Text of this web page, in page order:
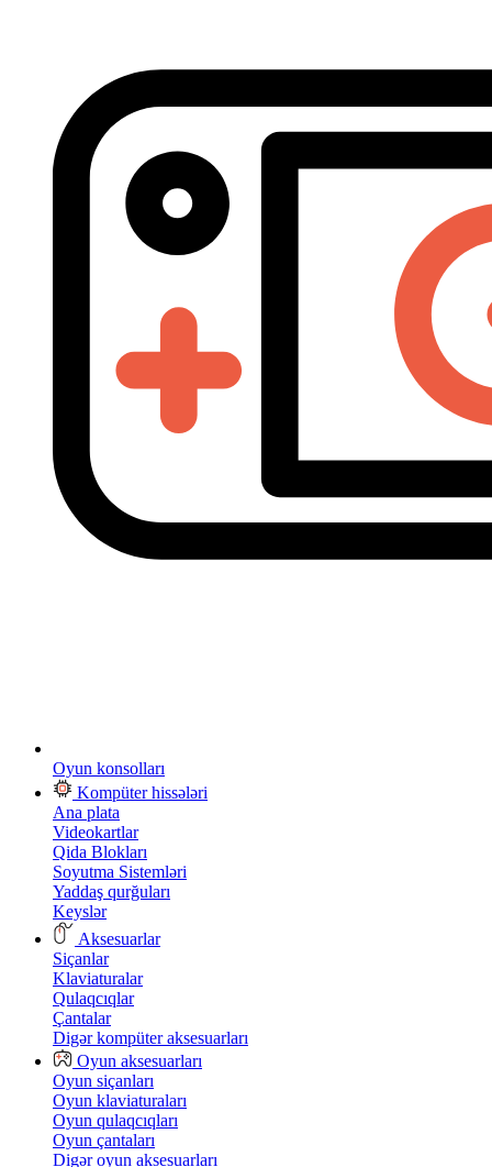
Oyun konsolları
Kompüter hissələri
Ana plata
Videokartlar
Qida Blokları
Soyutma Sistemləri
Yaddaş qurğuları
Keyslər
Aksesuarlar
Siçanlar
Klaviaturalar
Qulaqcıqlar
Çantalar
Digər kompüter aksesuarları
Oyun aksesuarları
Oyun siçanları
Oyun klaviaturaları
Oyun qulaqcıqları
Oyun çantaları
Digər oyun aksesuarları